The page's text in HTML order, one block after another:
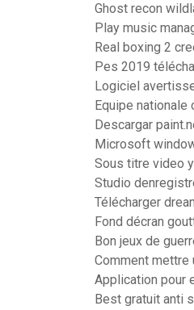
Ghost recon
Play music
Real boxing 2
Pes 2019
Logiciel
Equipe nationale
Descargar
Microsoft
Sous titre video
Studio
Télécharger
Fond décran
Bon jeux de
Comment mettre
Application pour
Best gratuit anti